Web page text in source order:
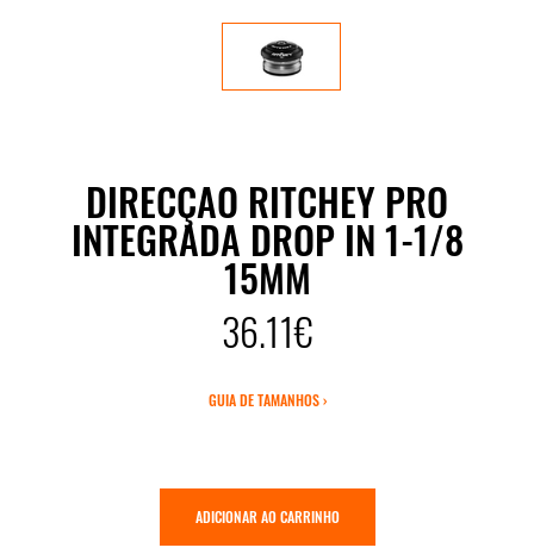
DIRECÇAO RITCHEY PRO
INTEGRADA DROP IN 1-1/8
15MM
36.11€
GUIA DE TAMANHOS ›
ADICIONAR AO CARRINHO